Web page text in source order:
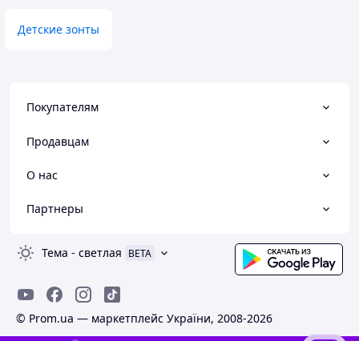
Детские зонты
Покупателям
Продавцам
О нас
Партнеры
Тема - светлая BETA
© Prom.ua — маркетплейс України, 2008-2026